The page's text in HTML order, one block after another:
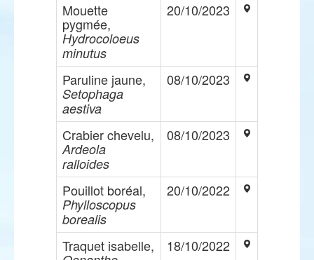
Mouette
pygmée,
Hydrocoloeus
minutus
20/10/2023
Paruline jaune,
Setophaga
aestiva
08/10/2023
Crabier chevelu,
Ardeola
ralloides
08/10/2023
Pouillot boréal,
Phylloscopus
borealis
20/10/2022
Traquet isabelle, 18/10/2022